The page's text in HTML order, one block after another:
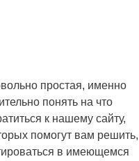
простая, именно
понять на что
к нашему сайту,
помогут вам решить,
в имеющемся